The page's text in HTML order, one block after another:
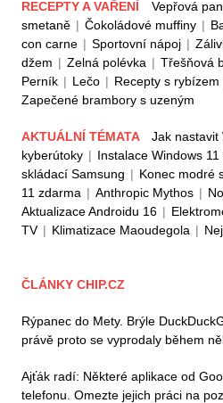
RECEPTY A VAŘENÍ Vepřová
smetaně | Čokoládové muffiny |
con carne | Sportovní nápoj |
džem | Zelná polévka | Třešňová
Perník | Lečo | Recepty s rybízem
Zapečené brambory s uzeným
AKTUÁLNÍ TÉMATA Jak nastavit
kyberútoky | Instalace Windows
skládací Samsung | Konec modré
11 zdarma | Anthropic Mythos |
Aktualizace Androidu 16 |
TV | Klimatizace Maoudegola |
ČLÁNKY CHIP.CZ
Rýpanec do Mety. Brýle
právě proto se vyprodaly během
Ajťák radí: Některé aplikace od
telefonu. Omezte jejich práci na